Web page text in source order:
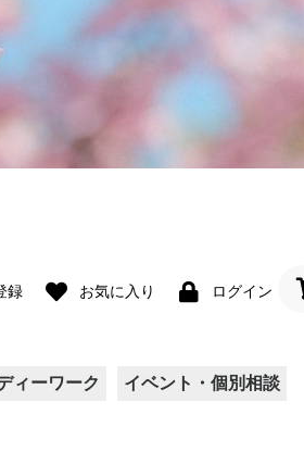
録 お気に入り ログイン
ィーワーク イベント・個別相談